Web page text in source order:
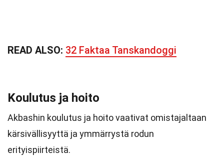
READ ALSO: 32 Faktaa Tanskandoggi
Koulutus ja hoito
Akbashin koulutus ja hoito vaativat omistajaltaan
kärsivällisyyttä ja ymmärrystä rodun
erityispiirteistä.